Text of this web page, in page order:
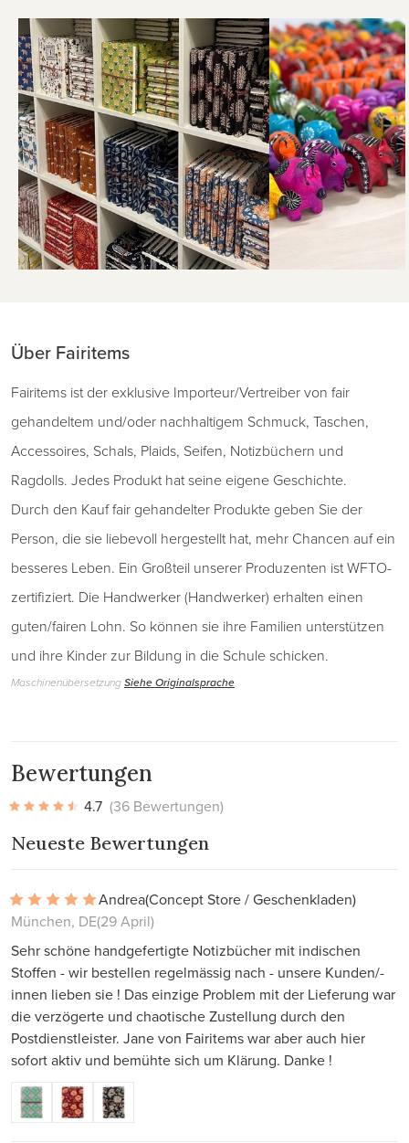
Über Fairitems
Fairitems ist der exklusive Importeur/Vertreiber von fair
gehandeltem und/oder nachhaltigem Schmuck, Taschen,
Accessoires, Schals, Plaids, Seifen, Notizbüchern und
Ragdolls. Jedes Produkt hat seine eigene Geschichte.
Durch den Kauf fair gehandelter Produkte geben Sie der
Person, die sie liebevoll hergestellt hat, mehr Chancen auf ein
besseres Leben. Ein Großteil unserer Produzenten ist WFTO-
zertifiziert. Die Handwerker (Handwerker) erhalten einen
guten/fairen Lohn. So können sie ihre Familien unterstützen
und ihre Kinder zur Bildung in die Schule schicken.
MaschinenübersetzungSiehe Originalsprache
Bewertungen
4.7 (36 Bewertungen)
Neueste Bewertungen
Andrea(Concept Store / Geschenkladen)
München, DE(29 April)
Sehr schöne handgefertigte Notizbücher mit indischen
Stoffen - wir bestellen regelmässig nach - unsere Kunden/-
innen lieben sie ! Das einzige Problem mit der Lieferung war
die verzögerte und chaotische Zustellung durch den
Postdienstleister. Jane von Fairitems war aber auch hier
sofort aktiv und bemühte sich um Klärung. Danke !